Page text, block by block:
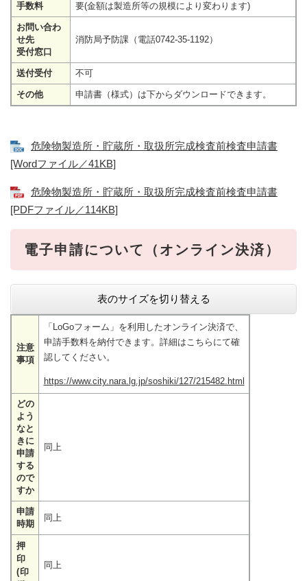
手数料 要(金額は製造所等の規模により変わります)
お問い合わ
せ先
受付窓口
消防局予防課（電話0742-35-1192）
送付受付 不可
その他 申請書（様式）は下からダウンロードできます。
危険物製造所・貯蔵所・取扱所完成検査前検査申請書
[Wordファイル／41KB]
危険物製造所・貯蔵所・取扱所完成検査前検査申請書
[PDFファイル／114KB]
電子申請について（オンライン決済）
表のサイズを切り替える
注意
事項
「LoGoフォーム」を利用したオンライン決済で、
申請手数料を納付できます。詳細はこちらにて確
認してください。
https://www.city.nara.lg.jp/soshiki/127/215482.html
どの
よう
なと
きに
申請
する
ので
すか
同上
申請
時期
同上
押
印
(印
同上